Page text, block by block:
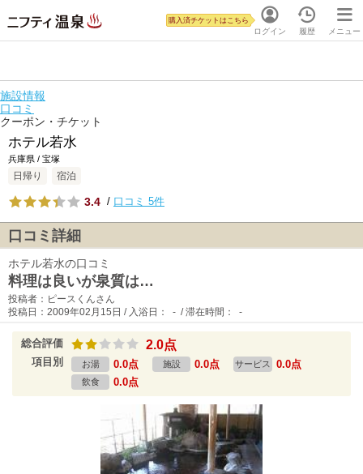
ログイン
購入済チケットはこちら
履歴 メニュー
施設情報
口コミ
クーポン・チケット
ホテル若水
兵庫県 / 宝塚
日帰り 宿泊
3.4 / 口コミ 5件
口コミ詳細
ホテル若水の口コミ
料理は良いが泉質は…
投稿者：ピースくんさん
投稿日：2009年02月15日 / 入浴日： - / 滞在時間： -
総合評価 2.0点
項目別 お湯 0.0点 施設 0.0点 サービス 0.0点
飲食 0.0点